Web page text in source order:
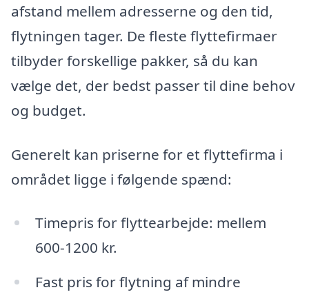
afstand mellem adresserne og den tid,
flytningen tager. De fleste flyttefirmaer
tilbyder forskellige pakker, så du kan
vælge det, der bedst passer til dine behov
og budget.
Generelt kan priserne for et flyttefirma i
området ligge i følgende spænd:
Timepris for flyttearbejde: mellem
600-1200 kr.
Fast pris for flytning af mindre